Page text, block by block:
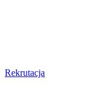
Rekrutacja